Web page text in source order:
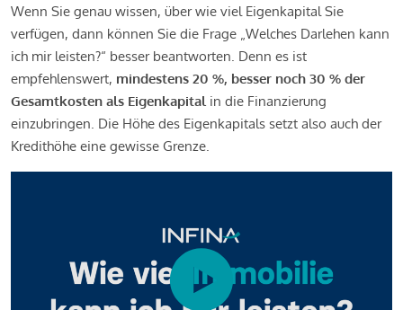
Wenn Sie genau wissen, über wie viel Eigenkapital Sie
verfügen, dann können Sie die Frage „Welches Darlehen kann
ich mir leisten?“ besser beantworten. Denn es ist
empfehlenswert, mindestens 20 %, besser noch 30 % der
Gesamtkosten als Eigenkapital in die Finanzierung
einzubringen. Die Höhe des Eigenkapitals setzt also auch der
Kredithöhe eine gewisse Grenze.